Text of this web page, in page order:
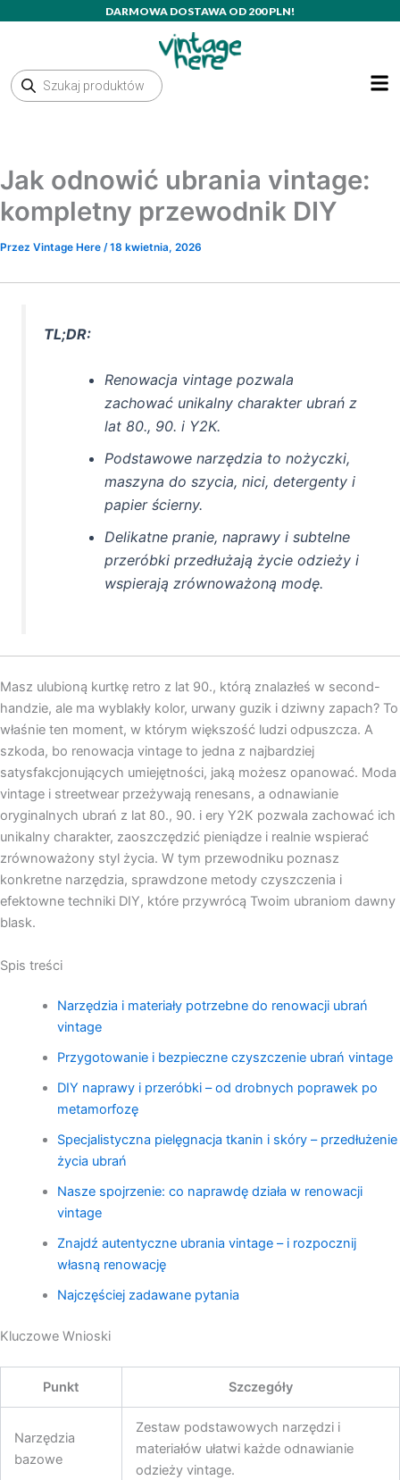
DARMOWA DOSTAWA OD 200 PLN!
Wyszukiwarka
produktów
Jak odnowić ubrania vintage:
kompletny przewodnik DIY
Przez Vintage Here /18 kwietnia, 2026
TL;DR:
Renowacja vintage pozwala
zachować unikalny charakter ubrań z
lat 80., 90. i Y2K.
Podstawowe narzędzia to nożyczki,
maszyna do szycia, nici, detergenty i
papier ścierny.
Delikatne pranie, naprawy i subtelne
przeróbki przedłużają życie odzieży i
wspierają zrównoważoną modę.
Masz ulubioną kurtkę retro z lat 90., którą znalazłeś w second-
handzie, ale ma wyblakły kolor, urwany guzik i dziwny zapach? To
właśnie ten moment, w którym większość ludzi odpuszcza. A
szkoda, bo renowacja vintage to jedna z najbardziej
satysfakcjonujących umiejętności, jaką możesz opanować. Moda
vintage i streetwear przeżywają renesans, a odnawianie
oryginalnych ubrań z lat 80., 90. i ery Y2K pozwala zachować ich
unikalny charakter, zaoszczędzić pieniądze i realnie wspierać
zrównoważony styl życia. W tym przewodniku poznasz
konkretne narzędzia, sprawdzone metody czyszczenia i
efektowne techniki DIY, które przywrócą Twoim ubraniom dawny
blask.
Spis treści
Narzędzia i materiały potrzebne do renowacji ubrań
vintage
Przygotowanie i bezpieczne czyszczenie ubrań vintage
DIY naprawy i przeróbki – od drobnych poprawek po
metamorfozę
Specjalistyczna pielęgnacja tkanin i skóry – przedłużenie
życia ubrań
Nasze spojrzenie: co naprawdę działa w renowacji
vintage
Znajdź autentyczne ubrania vintage – i rozpocznij
własną renowację
Najczęściej zadawane pytania
Kluczowe Wnioski
Punkt Szczegóły
Narzędzia
bazowe
Zestaw podstawowych narzędzi i
materiałów ułatwi każde odnawianie
odzieży vintage.